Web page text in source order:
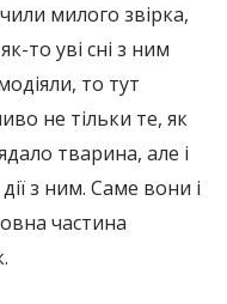
милого звірка,
то уві сні з ним
то тут
не тільки те, як
тварина, але і
з ним. Саме вони і
частина